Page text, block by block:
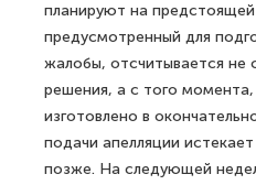
планируют на
предусмотренный для
жалобы, отсчитывается не
решения, а с того
изготовлено в
подачи апелляции
позже. На следующей